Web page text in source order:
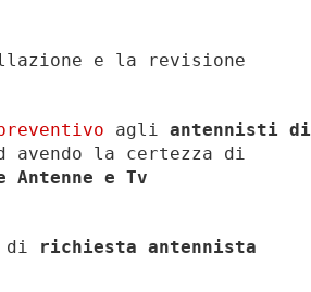
e la revisione
agli antennisti di
avendo la certezza di
Antenne e Tv
di
richiesta antennista